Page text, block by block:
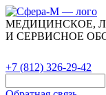
МЕДИЦИНСКОЕ,
И СЕРВИСНОЕ
+7 (812) 326-29-42